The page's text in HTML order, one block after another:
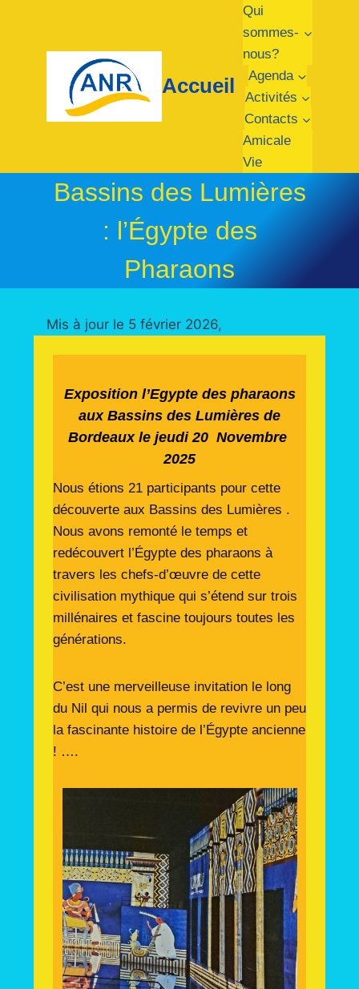
Accueil
Qui
sommes-
nous?
Agenda
Activités
Contacts
Amicale
Vie
Bassins des Lumières
: l’Égypte des
Pharaons
Mis à jour le 5 février 2026,
Exposition l’Egypte des pharaons
aux Bassins des Lumières de
Bordeaux le jeudi 20 Novembre
2025
Nous étions 21 participants pour cette
découverte aux Bassins des Lumières .
Nous avons remonté le temps et
redécouvert l’Égypte des pharaons à
travers les chefs-d’œuvre de cette
civilisation mythique qui s’étend sur trois
millénaires et fascine toujours toutes les
générations.
C’est une merveilleuse invitation le long
du Nil qui nous a permis de revivre un peu
la fascinante histoire de l’Égypte ancienne
! ….